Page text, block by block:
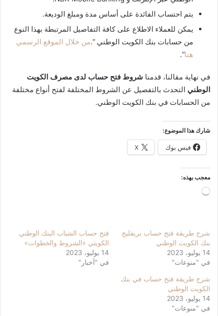
يتم احتساب الفائدة على أساس مدة ومبلغ الوديعة.
يمكن للعملاء الاطلاع على كافة التفاصيل المرتبطة بهذا النوع
من حسابات بنك الكويت الوطني “.من خلال الموقع الرسمي
هنا“.
في نهاية مقالنا، قدمنا شروط فتح حساب لدى مصرف الكويت
الوطني التحدث بالتفصيل عن الشروط المختلفة لفتح أنواع مختلفة
من الحسابات في بنك الكويت الوطني.
شارك هذا الموضوع:
فيس بوك X
معجب بهذه:
جاري
شرح طريقة فتح حساب بريفليج
بنك الكويت الوطني
14 يوليو، 2023
في "منوعات"
فتح حساب الشباب البنك الوطني
الكويتي «الشروط والخطوات»
14 يوليو، 2023
في "أخبار"
شرح طريقة فتح حساب في بنك
الكويت الوطني
14 يوليو، 2023
في "منوعات"